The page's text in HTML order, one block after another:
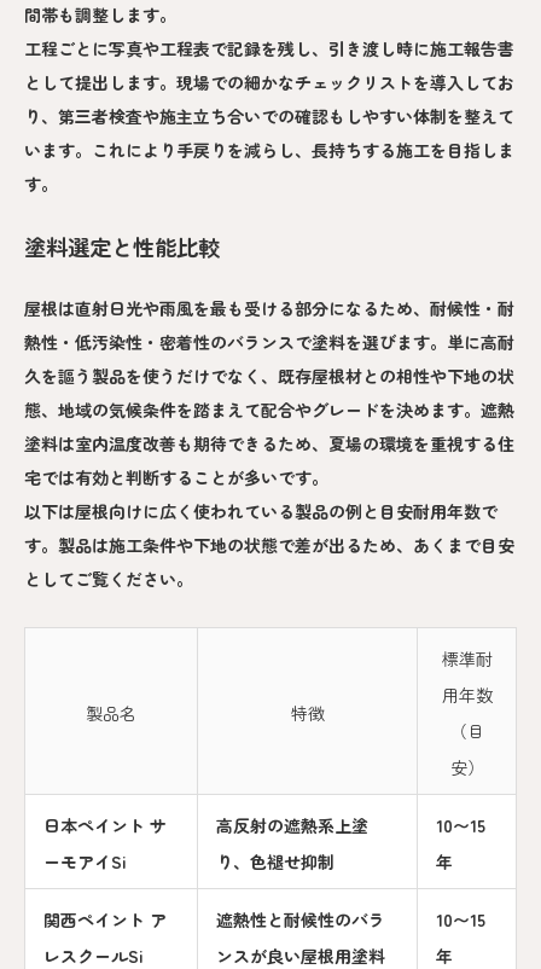
間帯も調整します。
工程ごとに写真や工程表で記録を残し、引き渡し時に施工報告書
として提出します。現場での細かなチェックリストを導入してお
り、第三者検査や施主立ち合いでの確認もしやすい体制を整えて
います。これにより手戻りを減らし、長持ちする施工を目指しま
す。
塗料選定と性能比較
屋根は直射日光や雨風を最も受ける部分になるため、耐候性・耐
熱性・低汚染性・密着性のバランスで塗料を選びます。単に高耐
久を謳う製品を使うだけでなく、既存屋根材との相性や下地の状
態、地域の気候条件を踏まえて配合やグレードを決めます。遮熱
塗料は室内温度改善も期待できるため、夏場の環境を重視する住
宅では有効と判断することが多いです。
以下は屋根向けに広く使われている製品の例と目安耐用年数で
す。製品は施工条件や下地の状態で差が出るため、あくまで目安
としてご覧ください。
製品名 特徴
標準耐
用年数
（目
安）
日本ペイント サ
ーモアイSi
高反射の遮熱系上塗
り、色褪せ抑制
10〜15
年
関西ペイント ア
レスクールSi
遮熱性と耐候性のバラ
ンスが良い屋根用塗料
10〜15
年